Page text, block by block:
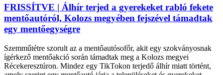
FRISSÍTVE | Álhír terjed a gyerekeket rabló fekete
mentőautóról, Kolozs megyében fejszével támadtak
egy mentőegységre
Szemműtétre szorult az a mentőautósofőr, akit egy szokványosnak
ígérkező mentőakció során támadtak meg a Kolozs megyei
Récekeresztúron. Mindez egy TikTokon terjedő álhír miatt történt,